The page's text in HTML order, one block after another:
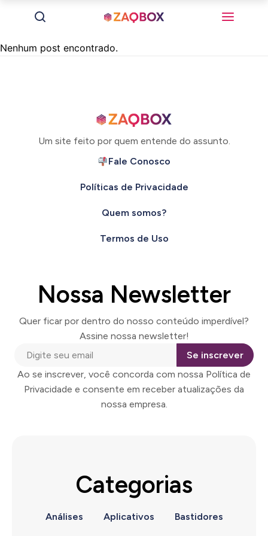
Nenhum post encontrado.
Um site feito por quem entende do assunto.
Fale Conosco
Políticas de Privacidade
Quem somos?
Termos de Uso
Nossa Newsletter
Quer ficar por dentro do nosso conteúdo imperdível?
Assine nossa newsletter!
Se inscrever
Ao se inscrever, você concorda com nossa Política de
Privacidade e consente em receber atualizações da
nossa empresa.
Categorias
Análises Aplicativos Bastidores